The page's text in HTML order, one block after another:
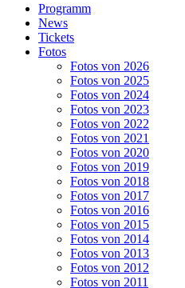
Programm
News
Tickets
Fotos
Fotos von 2026
Fotos von 2025
Fotos von 2024
Fotos von 2023
Fotos von 2022
Fotos von 2021
Fotos von 2020
Fotos von 2019
Fotos von 2018
Fotos von 2017
Fotos von 2016
Fotos von 2015
Fotos von 2014
Fotos von 2013
Fotos von 2012
Fotos von 2011